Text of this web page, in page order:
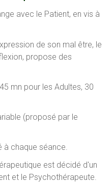
avec le Patient, en vis à
de son mal être, le
propose des
mn pour les Adultes, 30
(proposé par le
à chaque séance.
est décidé d'un
et le Psychothérapeute.